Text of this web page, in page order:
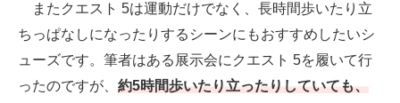
またクエスト 5は運動だけでなく、長時間歩いたり立
ちっぱなしになったりするシーンにもおすすめしたいシ
ューズです。筆者はある展示会にクエスト 5を履いて行
ったのですが、 約5時間歩いたり立ったりしていても、